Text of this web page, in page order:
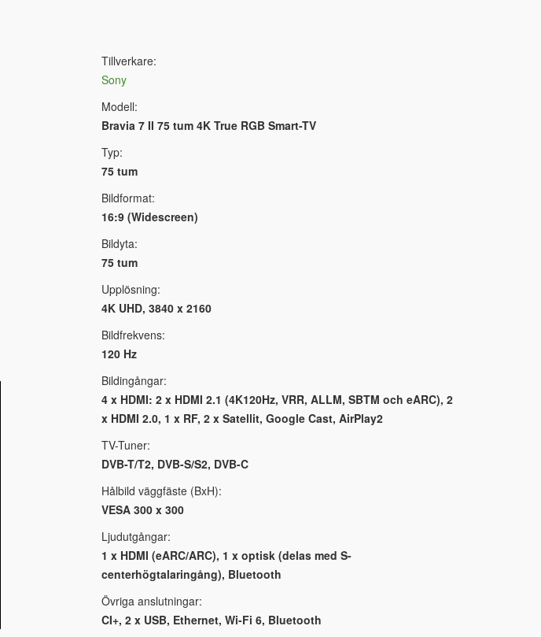
Tillverkare:
Sony
Modell:
Bravia 7 II 75 tum 4K True RGB Smart-TV
Typ:
75 tum
Bildformat:
16:9 (Widescreen)
Bildyta:
75 tum
Upplösning:
4K UHD, 3840 x 2160
Bildfrekvens:
120 Hz
Bildingångar:
4 x HDMI: 2 x HDMI 2.1 (4K120Hz, VRR, ALLM, SBTM och eARC), 2
x HDMI 2.0, 1 x RF, 2 x Satellit, Google Cast, AirPlay2
TV-Tuner:
DVB-T/T2, DVB-S/S2, DVB-C
Hålbild väggfäste (BxH):
VESA 300 x 300
Ljudutgångar:
1 x HDMI (eARC/ARC), 1 x optisk (delas med S-
centerhögtalaringång), Bluetooth
Övriga anslutningar:
CI+, 2 x USB, Ethernet, Wi-Fi 6, Bluetooth